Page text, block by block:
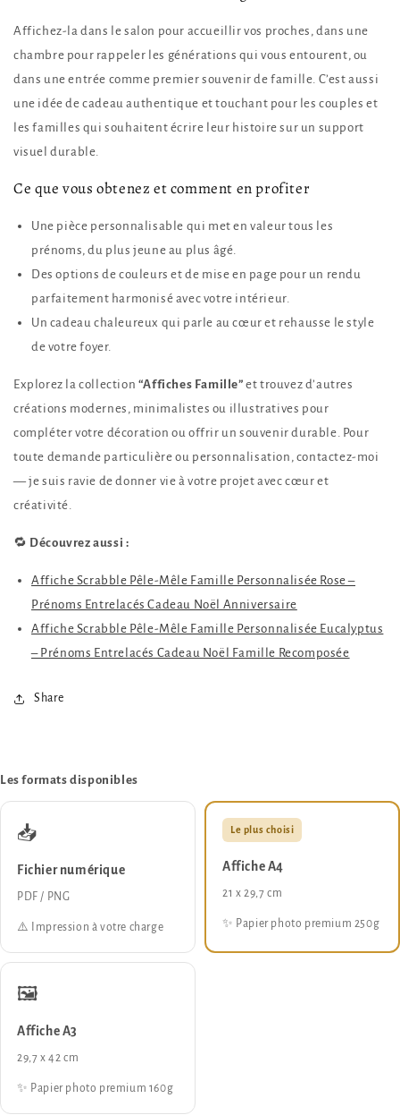
Affichez-la dans le salon pour accueillir vos proches, dans une
chambre pour rappeler les générations qui vous entourent, ou
dans une entrée comme premier souvenir de famille. C’est aussi
une idée de cadeau authentique et touchant pour les couples et
les familles qui souhaitent écrire leur histoire sur un support
visuel durable.
Ce que vous obtenez et comment en profiter
Une pièce personnalisable qui met en valeur tous les
prénoms, du plus jeune au plus âgé.
Des options de couleurs et de mise en page pour un rendu
parfaitement harmonisé avec votre intérieur.
Un cadeau chaleureux qui parle au cœur et rehausse le style
de votre foyer.
Explorez la collection “Affiches Famille” et trouvez d’autres
créations modernes, minimalistes ou illustratives pour
compléter votre décoration ou offrir un souvenir durable. Pour
toute demande particulière ou personnalisation, contactez-moi
— je suis ravie de donner vie à votre projet avec cœur et
créativité.
🔁 Découvrez aussi :
Affiche Scrabble Pêle-Mêle Famille Personnalisée Rose –
Prénoms Entrelacés Cadeau Noël Anniversaire
Affiche Scrabble Pêle-Mêle Famille Personnalisée Eucalyptus
– Prénoms Entrelacés Cadeau Noël Famille Recomposée
Share
Les formats disponibles
📥
Fichier numérique
PDF / PNG
⚠️ Impression à votre charge
Le plus choisi
Affiche A4
21 x 29,7 cm
✨ Papier photo premium 250g
🖼️
Affiche A3
29,7 x 42 cm
✨ Papier photo premium 160g